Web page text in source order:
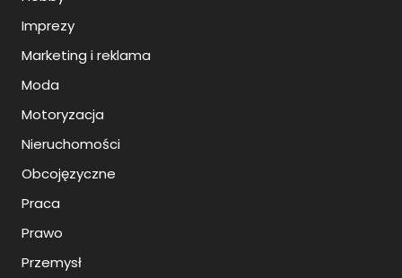
Imprezy
Marketing i reklama
Moda
Motoryzacja
Nieruchomości
Obcojęzyczne
Praca
Prawo
Przemysł